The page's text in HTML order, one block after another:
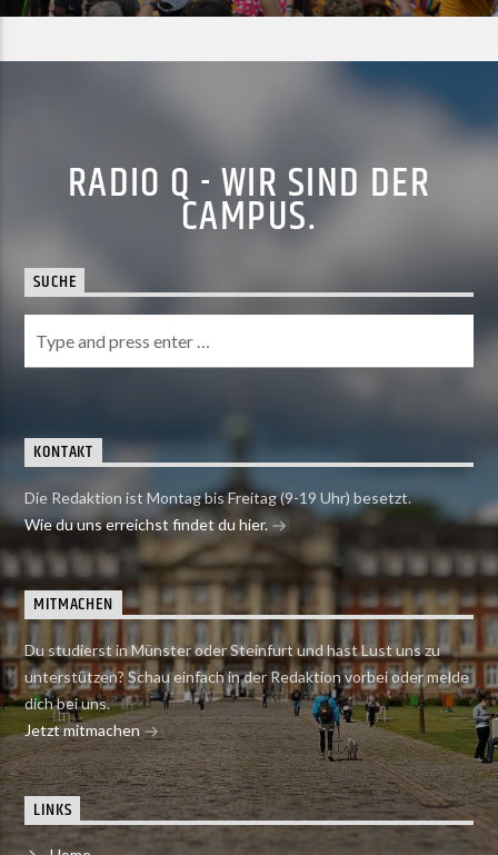
RADIO Q - WIR SIND DER
CAMPUS.
SUCHE
KONTAKT
Die Redaktion ist Montag bis Freitag (9-19 Uhr) besetzt.
Wie du uns erreichst findet du hier.
MITMACHEN
Du studierst in Münster oder Steinfurt und hast Lust uns zu
unterstützen? Schau einfach in der Redaktion vorbei oder melde
dich bei uns.
Jetzt mitmachen
LINKS